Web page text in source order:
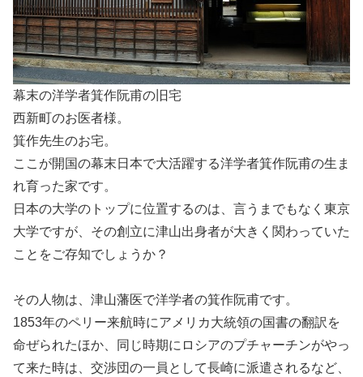
幕末の洋学者箕作阮甫の旧宅
西新町のお医者様。
箕作先生のお宅。
ここが開国の幕末日本で大活躍する洋学者箕作阮甫の生ま
れ育った家です。
日本の大学のトップに位置するのは、言うまでもなく東京
大学ですが、その創立に津山出身者が大きく関わっていた
ことをご存知でしょうか？
その人物は、津山藩医で洋学者の箕作阮甫です。
1853年のペリー来航時にアメリカ大統領の国書の翻訳を
命ぜられたほか、同じ時期にロシアのプチャーチンがやっ
て来た時は、交渉団の一員として長崎に派遣されるなど、